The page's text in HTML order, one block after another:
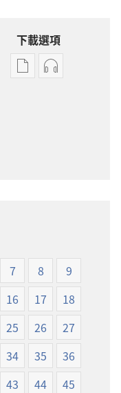
下載選項
電
新
界
錄
譯
7 8
9
16 17
18
25 26
27
34 35
36
43 44
45